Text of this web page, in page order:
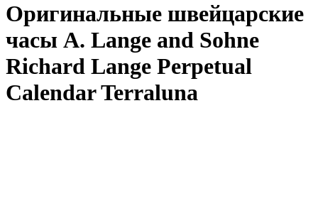
Оригинальные швейцарские
часы A. Lange and Sohne
Richard Lange Perpetual
Calendar Terraluna